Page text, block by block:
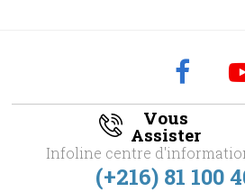
Vous
Assister
Infoline centre
(+216) 81 100